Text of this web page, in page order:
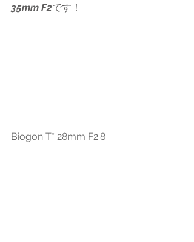
35mm F2です！
Biogon T* 28mm F2.8